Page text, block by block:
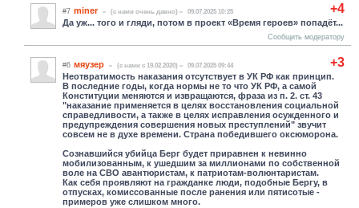
+4
#7 miner (c нами очень давно) 09.07.2025 10:25
Да уж... того и гляди, потом в проект «Время героев» попадёт...
Сообщить модератору
+3
#6 мяузер (c нами с 19.02.2020) 09.07.2025 09:44
Неотвратимость наказания отсутствует в УК РФ как принцип.
В последние годы, когда нормы не то что УК РФ, а самой
Конституции меняются и извращаются, фраза из п. 2. ст. 43
"наказание применяется в целях восстановления социальной
справедливости, а также в целях исправления осужденного и
предупреждения совершения новых преступлений" звучит
совсем не в духе времени. Страна победившего оксюморона.
Сознавшийся убийца Берг будет приравнен к невинно
мобилизованным, к ушедшим за миллионами по собственной
воле на СВО авантюристам, к патриотам-волюнтаристам.
Как себя проявляют на гражданке люди, подобные Бергу, в
отпусках, комиссованные после ранения или пятисотые -
примеров уже слишком много.